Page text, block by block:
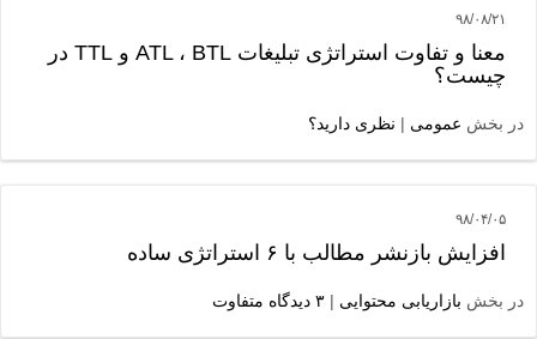
۹۸/۰۸/۲۱
معنا و تفاوت استراتژی تبلیغات ATL ، BTL و TTL در
چیست؟
در بخش عمومی | نظری دارید؟
۹۸/۰۴/۰۵
افزایش بازنشر مطالب با ۶ استراتژی ساده
در بخش بازاریابی محتوایی | ۳ دیدگاه متفاوت